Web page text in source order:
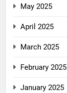
May 2025
April 2025
March 2025
February 2025
January 2025